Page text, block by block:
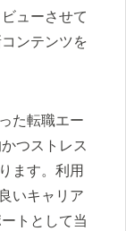
ューさせて
ンテンツを
た転職エー
つストレス
ます。利用
いキャリア
トとして当